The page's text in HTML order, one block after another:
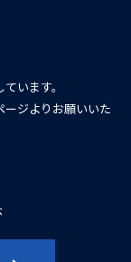
います。
ジよりお願いいた